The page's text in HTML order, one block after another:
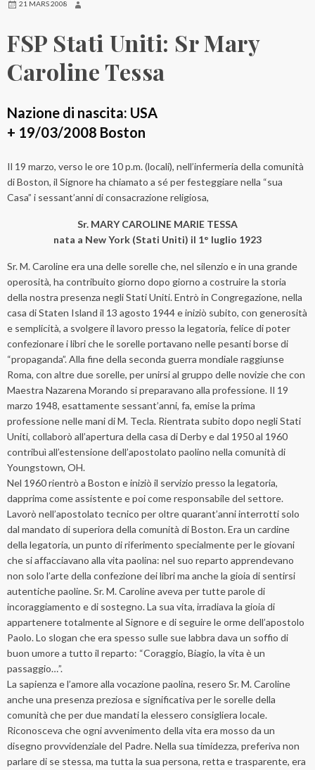
21 MARS 2008
FSP Stati Uniti: Sr Mary
Caroline Tessa
Nazione di nascita: USA
+ 19/03/2008 Boston
Il 19 marzo, verso le ore 10 p.m. (locali), nell’infermeria della comunità
di Boston, il Signore ha chiamato a sé per festeggiare nella “sua
Casa” i sessant’anni di consacrazione religiosa,
Sr. MARY CAROLINE MARIE TESSA
nata a New York (Stati Uniti) il 1° luglio 1923
Sr. M. Caroline era una delle sorelle che, nel silenzio e in una grande
operosità, ha contribuito giorno dopo giorno a costruire la storia
della nostra presenza negli Stati Uniti. Entrò in Congregazione, nella
casa di Staten Island il 13 agosto 1944 e iniziò subito, con generosità
e semplicità, a svolgere il lavoro presso la legatoria, felice di poter
confezionare i libri che le sorelle portavano nelle pesanti borse di
“propaganda”. Alla fine della seconda guerra mondiale raggiunse
Roma, con altre due sorelle, per unirsi al gruppo delle novizie che con
Maestra Nazarena Morando si preparavano alla professione. Il 19
marzo 1948, esattamente sessant’anni, fa, emise la prima
professione nelle mani di M. Tecla. Rientrata subito dopo negli Stati
Uniti, collaborò all’apertura della casa di Derby e dal 1950 al 1960
contribuì all’estensione dell’apostolato paolino nella comunità di
Youngstown, OH.
Nel 1960 rientrò a Boston e iniziò il servizio presso la legatoria,
dapprima come assistente e poi come responsabile del settore.
Lavorò nell’apostolato tecnico per oltre quarant’anni interrotti solo
dal mandato di superiora della comunità di Boston. Era un cardine
della legatoria, un punto di riferimento specialmente per le giovani
che si affacciavano alla vita paolina: nel suo reparto apprendevano
non solo l’arte della confezione dei libri ma anche la gioia di sentirsi
autentiche paoline. Sr. M. Caroline aveva per tutte parole di
incoraggiamento e di sostegno. La sua vita, irradiava la gioia di
appartenere totalmente al Signore e di seguire le orme dell’apostolo
Paolo. Lo slogan che era spesso sulle sue labbra dava un soffio di
buon umore a tutto il reparto: “Coraggio, Biagio, la vita è un
passaggio…”.
La sapienza e l’amore alla vocazione paolina, resero Sr. M. Caroline
anche una presenza preziosa e significativa per le sorelle della
comunità che per due mandati la elessero consigliera locale.
Riconosceva che ogni avvenimento della vita era mosso da un
disegno provvidenziale del Padre. Nella sua timidezza, preferiva non
parlare di se stessa, ma tutta la sua persona, retta e trasparente, era